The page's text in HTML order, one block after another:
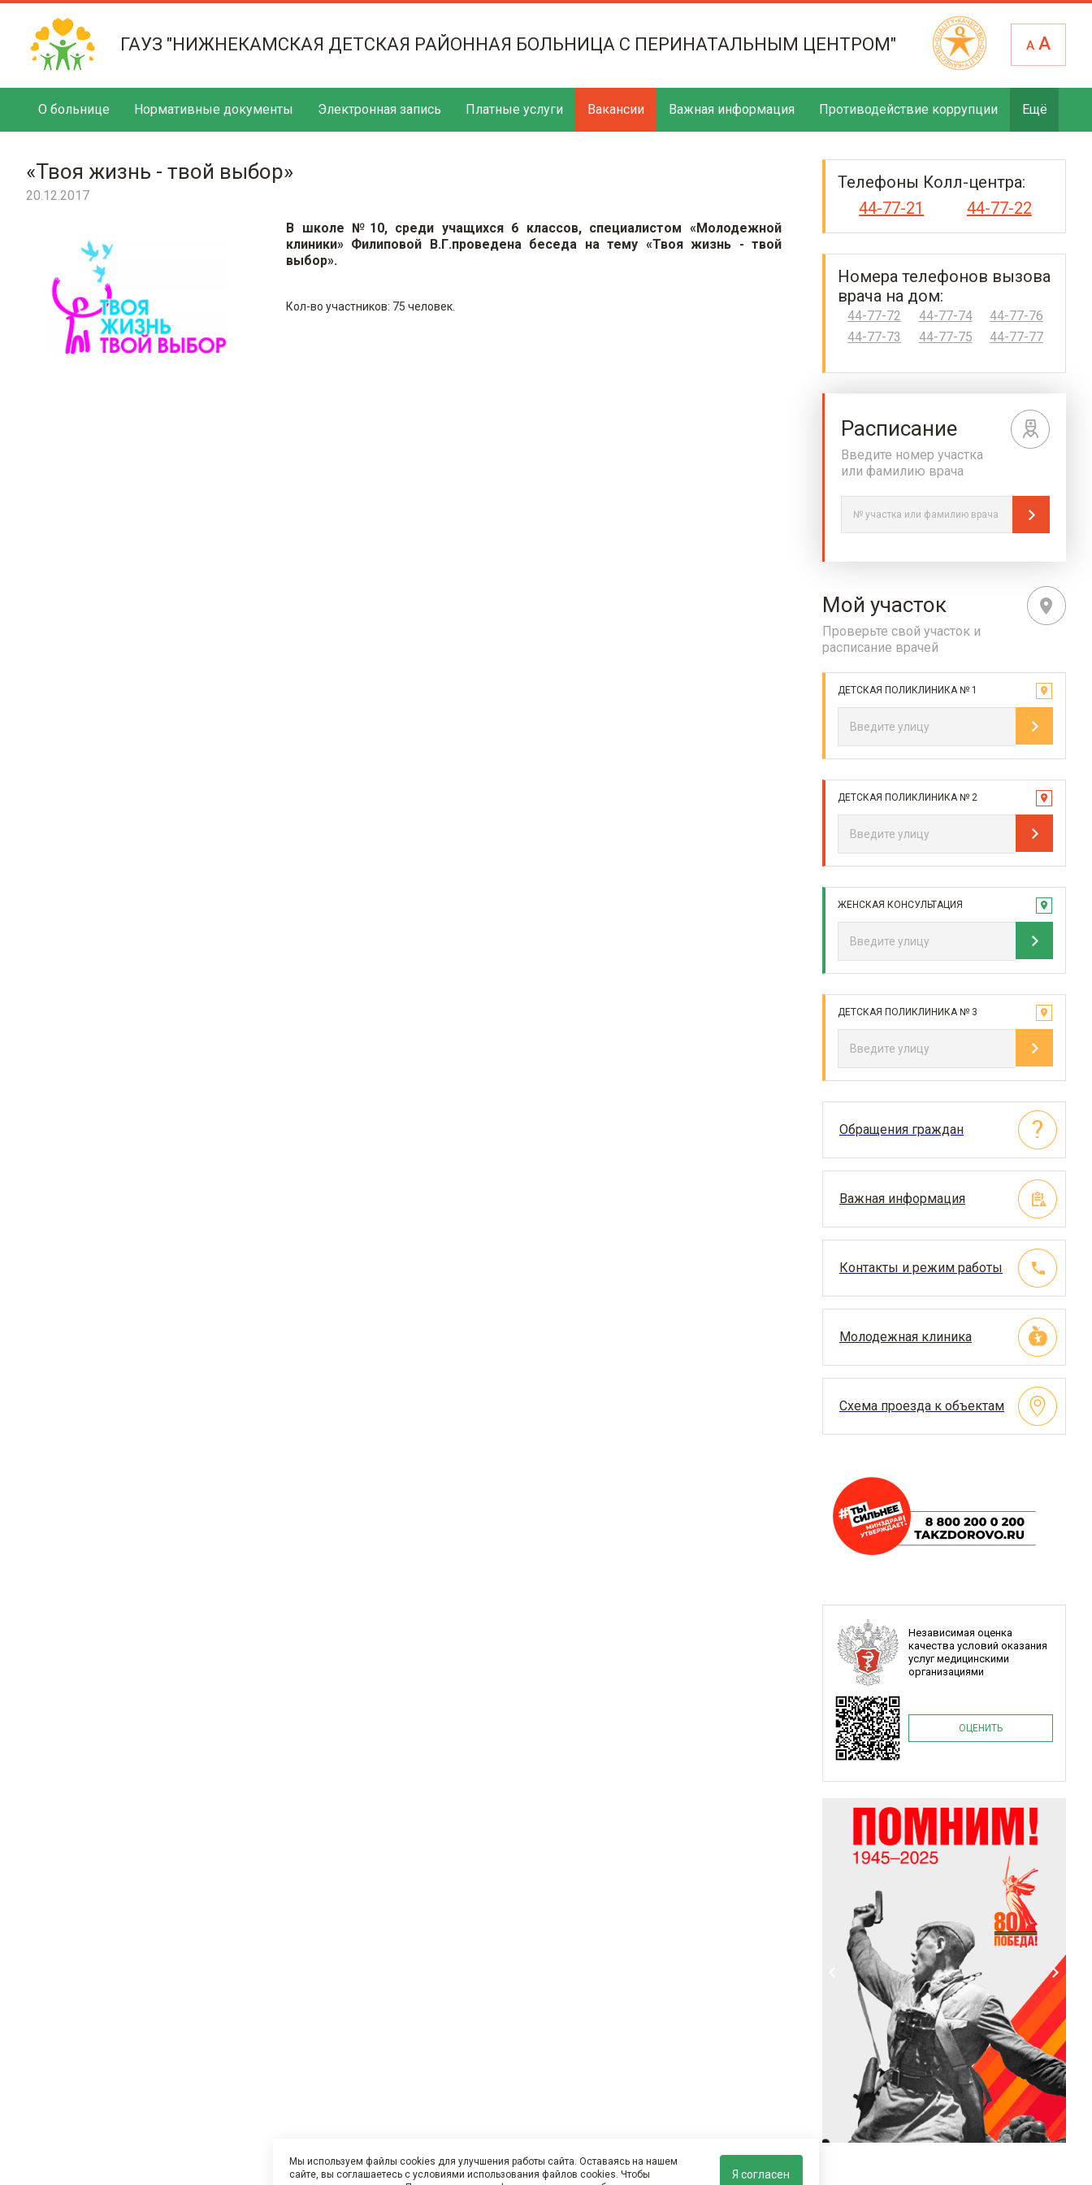
ГАУЗ "НИЖНЕКАМСКАЯ ДЕТСКАЯ РАЙОННАЯ БОЛЬНИЦА С ПЕРИНАТАЛЬНЫМ ЦЕНТРОМ" А А
О больнице Нормативные документы Электронная запись Платные услуги Вакансии Важная информация Противодействие коррупции Ещё
«Твоя жизнь - твой выбор»
20.12.2017
В школе №10, среди учащихся 6 классов, специалистом «Молодежной
клиники» Филиповой В.Г.проведена беседа на тему «Твоя жизнь - твой
выбор».
Кол-во участников: 75 человек.
Телефоны Колл-центра:
44-77-21
44-77-22
Номера телефонов вызова
врача на дом:
44-77-72
44-77-73
44-77-74
44-77-75
44-77-76
44-77-77
Расписание
Введите номер участка
или фамилию врача
Мой участок
Проверьте свой участок и
расписание врачей
ДЕТСКАЯ ПОЛИКЛИНИКА № 1
ДЕТСКАЯ ПОЛИКЛИНИКА № 2
ЖЕНСКАЯ КОНСУЛЬТАЦИЯ
ДЕТСКАЯ ПОЛИКЛИНИКА № 3
Обращения граждан
Важная информация
Контакты и режим работы
Молодежная клиника
Схема проезда к объектам
Независимая оценка
качества условий оказания
услуг медицинскими
организациями
ОЦЕНИТЬ
Мы используем файлы cookies для улучшения работы сайта. Оставаясь на нашем
сайте, вы соглашаетесь с условиями использования файлов cookies. Чтобы
Я согласен